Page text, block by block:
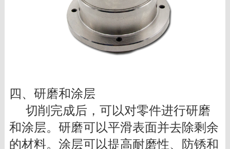
四、研磨和涂层
切削完成后，可以对零件进行研磨
和涂层。研磨可以平滑表面并去除剩余
的材料。涂层可以提高耐磨性、防锈和